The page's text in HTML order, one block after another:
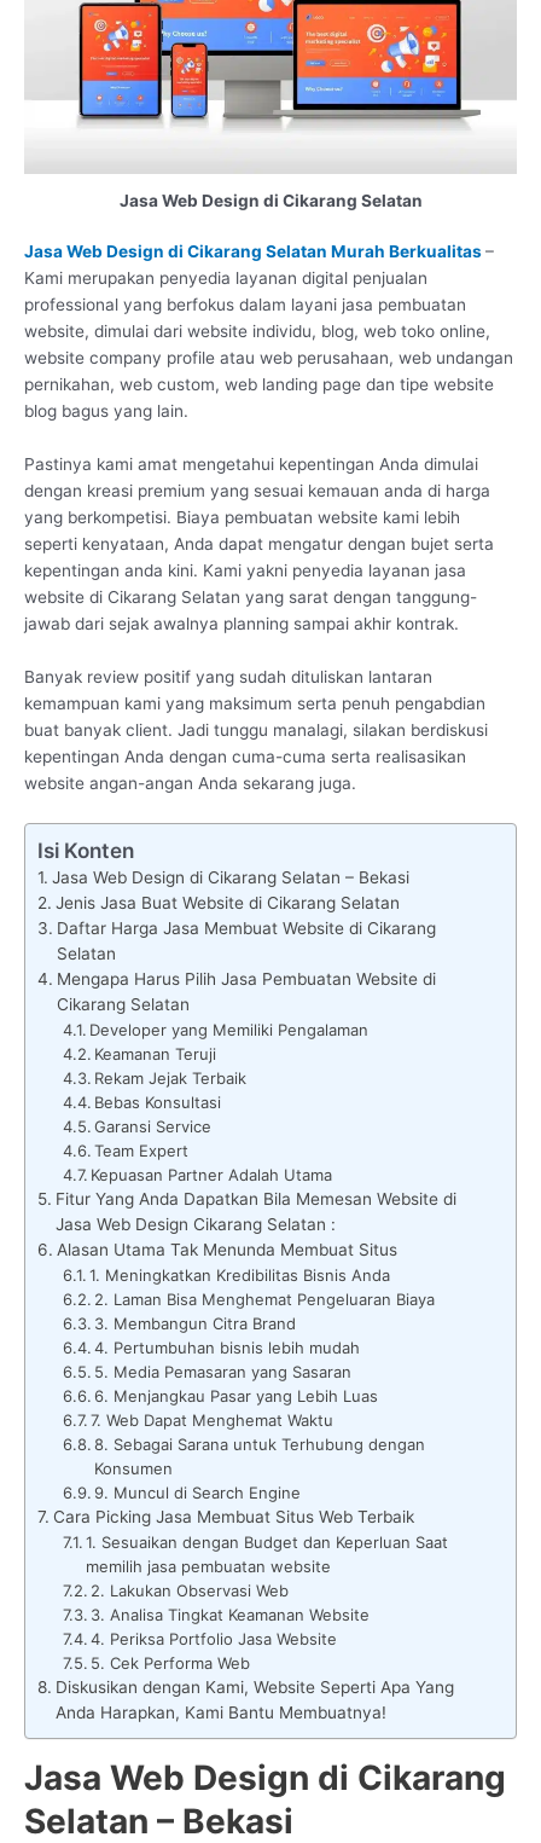
Jasa Web Design di Cikarang Selatan
Jasa Web Design di Cikarang Selatan Murah Berkualitas–
Kami merupakan penyedia layanan digital penjualan
professional yang berfokus dalam layani jasa pembuatan
website, dimulai dari website individu, blog, web toko online,
website company profile atau web perusahaan, web undangan
pernikahan, web custom, web landing page dan tipe website
blog bagus yang lain.
Pastinya kami amat mengetahui kepentingan Anda dimulai
dengan kreasi premium yang sesuai kemauan anda di harga
yang berkompetisi. Biaya pembuatan website kami lebih
seperti kenyataan, Anda dapat mengatur dengan bujet serta
kepentingan anda kini. Kami yakni penyedia layanan jasa
website di Cikarang Selatan yang sarat dengan tanggung-
jawab dari sejak awalnya planning sampai akhir kontrak.
Banyak review positif yang sudah dituliskan lantaran
kemampuan kami yang maksimum serta penuh pengabdian
buat banyak client. Jadi tunggu manalagi, silakan berdiskusi
kepentingan Anda dengan cuma-cuma serta realisasikan
website angan-angan Anda sekarang juga.
Isi Konten
Jasa Web Design di Cikarang Selatan – Bekasi
Jenis Jasa Buat Website di Cikarang Selatan
Daftar Harga Jasa Membuat Website di Cikarang
Selatan
Mengapa Harus Pilih Jasa Pembuatan Website di
Cikarang Selatan
Developer yang Memiliki Pengalaman
Keamanan Teruji
Rekam Jejak Terbaik
Bebas Konsultasi
Garansi Service
Team Expert
Kepuasan Partner Adalah Utama
Fitur Yang Anda Dapatkan Bila Memesan Website di
Jasa Web Design Cikarang Selatan :
Alasan Utama Tak Menunda Membuat Situs
1. Meningkatkan Kredibilitas Bisnis Anda
2. Laman Bisa Menghemat Pengeluaran Biaya
3. Membangun Citra Brand
4. Pertumbuhan bisnis lebih mudah
5. Media Pemasaran yang Sasaran
6. Menjangkau Pasar yang Lebih Luas
7. Web Dapat Menghemat Waktu
8. Sebagai Sarana untuk Terhubung dengan
Konsumen
9. Muncul di Search Engine
Cara Picking Jasa Membuat Situs Web Terbaik
1. Sesuaikan dengan Budget dan Keperluan Saat
memilih jasa pembuatan website
2. Lakukan Observasi Web
3. Analisa Tingkat Keamanan Website
4. Periksa Portfolio Jasa Website
5. Cek Performa Web
Diskusikan dengan Kami, Website Seperti Apa Yang
Anda Harapkan, Kami Bantu Membuatnya!
Jasa Web Design di Cikarang
Selatan – Bekasi